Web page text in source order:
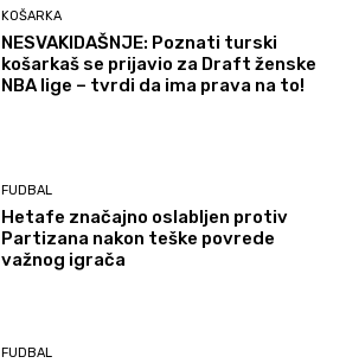
KOŠARKA
NESVAKIDAŠNJE: Poznati turski
košarkaš se prijavio za Draft ženske
NBA lige – tvrdi da ima prava na to!
FUDBAL
Hetafe značajno oslabljen protiv
Partizana nakon teške povrede
važnog igrača
FUDBAL